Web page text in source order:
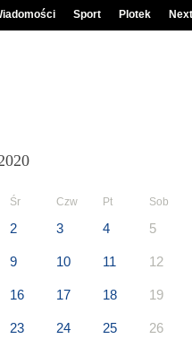
Sport Plotek Next
Śr Czw Pt Sob
2 3 4 5
9 10 11 12
16 17 18 19
23 24 25 26